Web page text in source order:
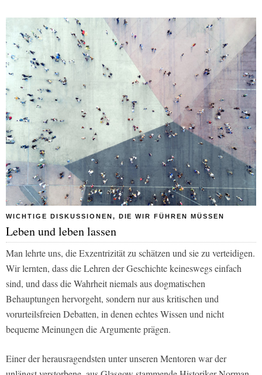
WICHTIGE DISKUSSIONEN, DIE WIR FÜHREN MÜSSEN
Leben und leben lassen
Man lehrte uns, die Exzentrizität zu schätzen und sie zu verteidigen.
Wir lernten, dass die Lehren der Geschichte keineswegs einfach
sind, und dass die Wahrheit niemals aus dogmatischen
Behauptungen hervorgeht, sondern nur aus kritischen und
vorurteilsfreien Debatten, in denen echtes Wissen und nicht
bequeme Meinungen die Argumente prägen.
Einer der herausragendsten unter unseren Mentoren war der